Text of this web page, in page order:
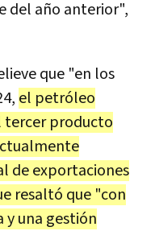
del año anterior",
que "en los
el petróleo
tercer producto
de exportaciones
resaltó que "con
y una gestión